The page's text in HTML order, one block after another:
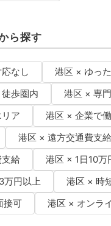
ら探す
なし
港区 × ゆっ
歩圏内
港区 × 専
ア
港区 × 企業で働
港区 × 遠方交通費支給
給
港区 × 1日10万
万円以上
港区 × 時
接可
港区 × オンラ